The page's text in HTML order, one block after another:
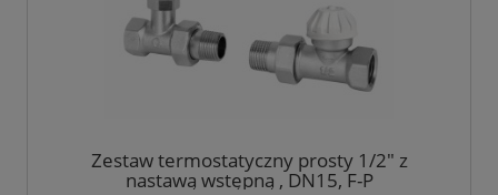
Zestaw termostatyczny prosty 1/2" z
nastawą wstępną , DN15, F-P